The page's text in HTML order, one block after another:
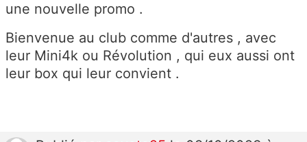
une nouvelle promo .
Bienvenue au club comme d'autres , avec
leur Mini4k ou Révolution , qui eux aussi ont
leur box qui leur convient .